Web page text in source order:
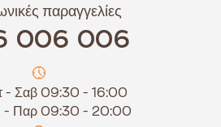
παραγγελίες
006 006
- Σαβ 09:30 - 16:00
- Παρ 09:30 - 20:00